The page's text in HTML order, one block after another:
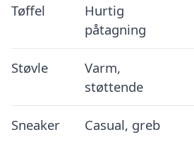
Tøffel
Hurtig
påtagning
Støvle
Varm,
støttende
Sneaker Casual, greb